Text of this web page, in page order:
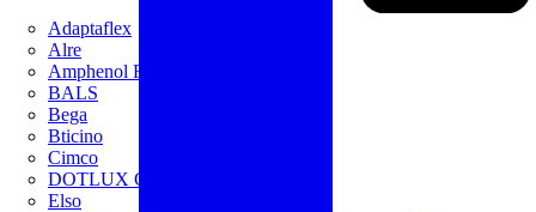
Adaptaflex
Alre
Amphenol FTG
BALS
Bega
Bticino
Cimco
DOTLUX GmbH
Elso